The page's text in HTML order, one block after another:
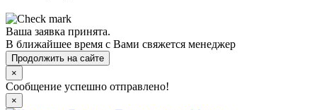
Ваша заявка принята.
В ближайшее время с Вами свяжется менеджер
Продолжить на сайте
×
Сообщение успешно отправлено!
×